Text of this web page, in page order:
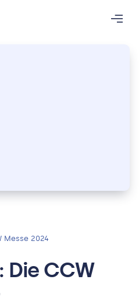
Messe 2024
Die CCW